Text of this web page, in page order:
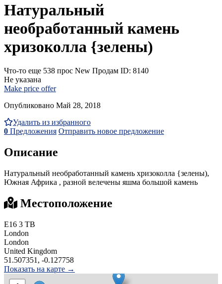
Натуральный
необработанный камень
хризоколла {зелены)
Что-то еще 538 прос New Продам ID: 8140
Не указана
Make price offer
Опубликовано Май 28, 2018
Удалить из избранного
0 Предложения Отправить новое предложение
Описание
Натуральный необработанный камень хризоколла {зелены),
Южная Африка , разной велечены яшма большой камень
Местоположение
E16 3 TB
London
London
United Kingdom
51.507351, -0.127758
Показать на карте →